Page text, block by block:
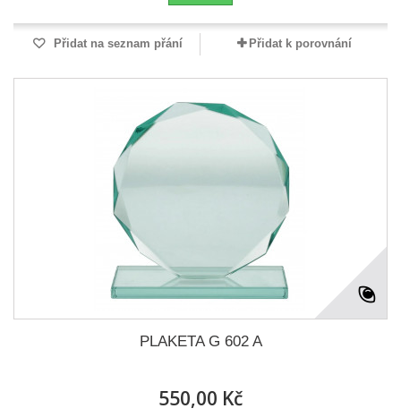
Přidat na seznam přání Přidat k porovnání
PLAKETA G 602 A
550,00 Kč